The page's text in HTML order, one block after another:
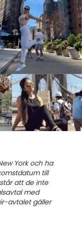
York och ha
till
att de inte
med
avtalet gäller